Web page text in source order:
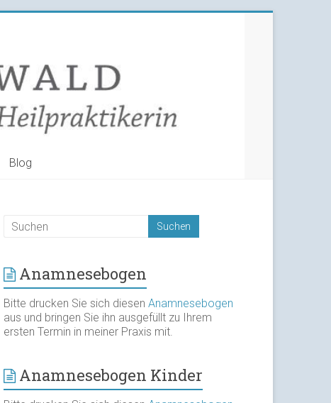
Blog
Anamnesebogen
Bitte drucken Sie sich diesenAnamnesebogen
aus und bringen Sie ihn ausgefüllt zu Ihrem
ersten Termin in meiner Praxis mit.
Anamnesebogen Kinder